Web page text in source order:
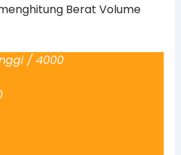
Berat Volume
/ 4000